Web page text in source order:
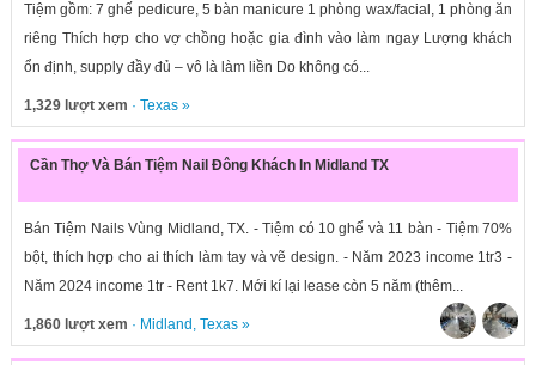
Tiệm gồm: 7 ghế pedicure, 5 bàn manicure 1 phòng wax/facial, 1 phòng ăn
riêng Thích hợp cho vợ chồng hoặc gia đình vào làm ngay Lượng khách
ổn định, supply đầy đủ – vô là làm liền Do không có...
1,329 lượt xem · Texas»
Cần Thợ Và Bán Tiệm Nail Đông Khách In Midland TX
Bán Tiệm Nails Vùng Midland, TX. - Tiệm có 10 ghế và 11 bàn - Tiệm 70%
bột, thích hợp cho ai thích làm tay và vẽ design. - Năm 2023 income 1tr3 -
Năm 2024 income 1tr - Rent 1k7. Mới kí lại lease còn 5 năm (thêm...
1,860 lượt xem · Midland , Texas»